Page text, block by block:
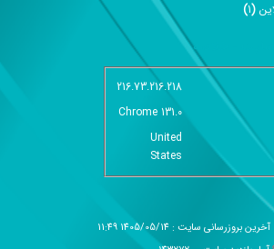
(
1
)
سایت - خلاصه
216.73.216.218
Chrome 131.0
United
States
آخرین بروزرسانی سایت : 1405/05/14 11:49